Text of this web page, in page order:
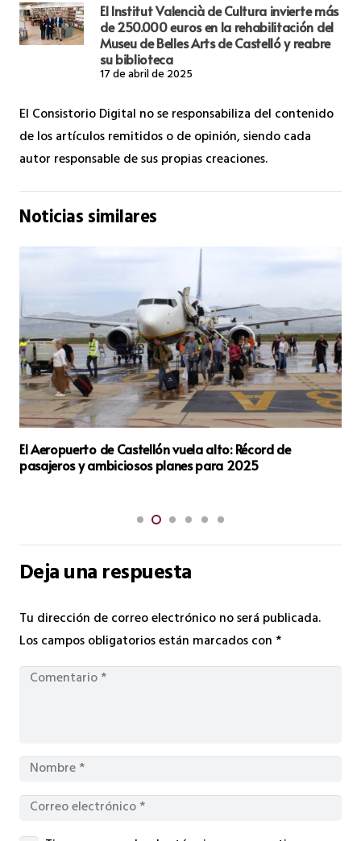
El Institut Valencià de Cultura invierte más
de 250.000 euros en la rehabilitación del
Museu de Belles Arts de Castelló y reabre
su biblioteca
17 de abril de 2025
El Consistorio Digital no se responsabiliza del contenido
de los artículos remitidos o de opinión, siendo cada
autor responsable de sus propias creaciones.
Noticias similares
Aeropuerto de Castellón vuela alto: Récord de
y ambiciosos planes para 2025
Deja una respuesta
Tu dirección de correo electrónico no será publicada.
Los campos obligatorios están marcados con*